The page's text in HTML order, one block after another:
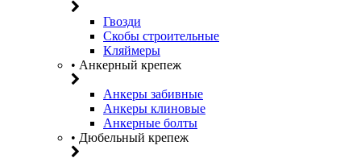
Гвозди
Скобы строительные
Кляймеры
• Анкерный крепеж
Анкеры забивные
Анкеры клиновые
Анкерные болты
• Дюбельный крепеж